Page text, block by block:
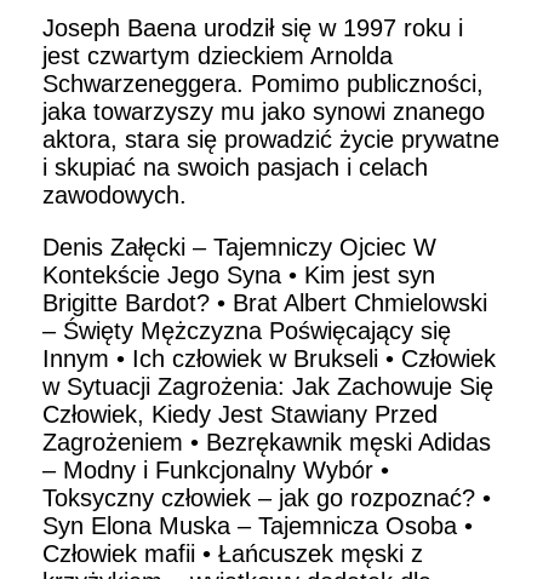
Joseph Baena urodził się w 1997 roku i
jest czwartym dzieckiem Arnolda
Schwarzeneggera. Pomimo publiczności,
jaka towarzyszy mu jako synowi znanego
aktora, stara się prowadzić życie prywatne
i skupiać na swoich pasjach i celach
zawodowych.
Denis Załęcki – Tajemniczy Ojciec W
Kontekście Jego Syna • Kim jest syn
Brigitte Bardot? • Brat Albert Chmielowski
– Święty Mężczyzna Poświęcający się
Innym • Ich człowiek w Brukseli • Człowiek
w Sytuacji Zagrożenia: Jak Zachowuje Się
Człowiek, Kiedy Jest Stawiany Przed
Zagrożeniem • Bezrękawnik męski Adidas
– Modny i Funkcjonalny Wybór •
Toksyczny człowiek – jak go rozpoznać? •
Syn Elona Muska – Tajemnicza Osoba •
Człowiek mafii • Łańcuszek męski z